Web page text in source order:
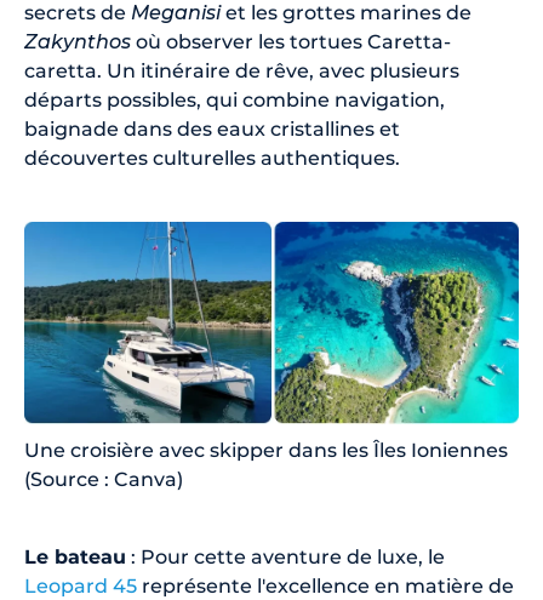
secrets de Meganisiet les grottes marines de
Zakynthos où observer les tortues Caretta-
caretta. Un itinéraire de rêve, avec plusieurs
départs possibles, qui combine navigation,
baignade dans des eaux cristallines et
découvertes culturelles authentiques.
Une croisière avec skipper dans les Îles Ioniennes
(Source : Canva)
Le bateau : Pour cette aventure de luxe, le
Leopard 45 représente l'excellence en matière de